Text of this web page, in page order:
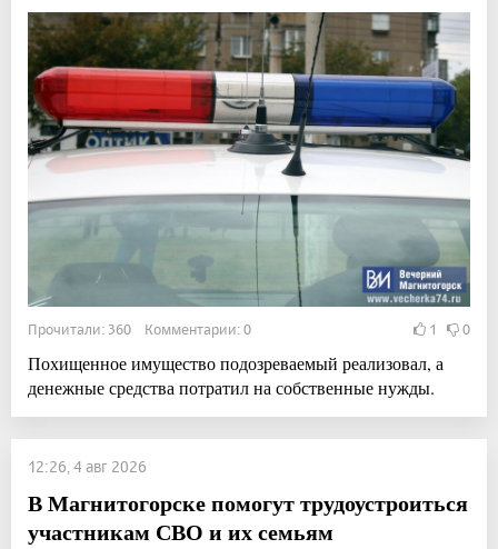
Прочитали: 360 Комментарии: 0 1 0
Похищенное имущество подозреваемый реализовал, а
денежные средства потратил на собственные нужды.
12:26, 4 авг 2026
В Магнитогорске помогут трудоустроиться
участникам СВО и их семьям